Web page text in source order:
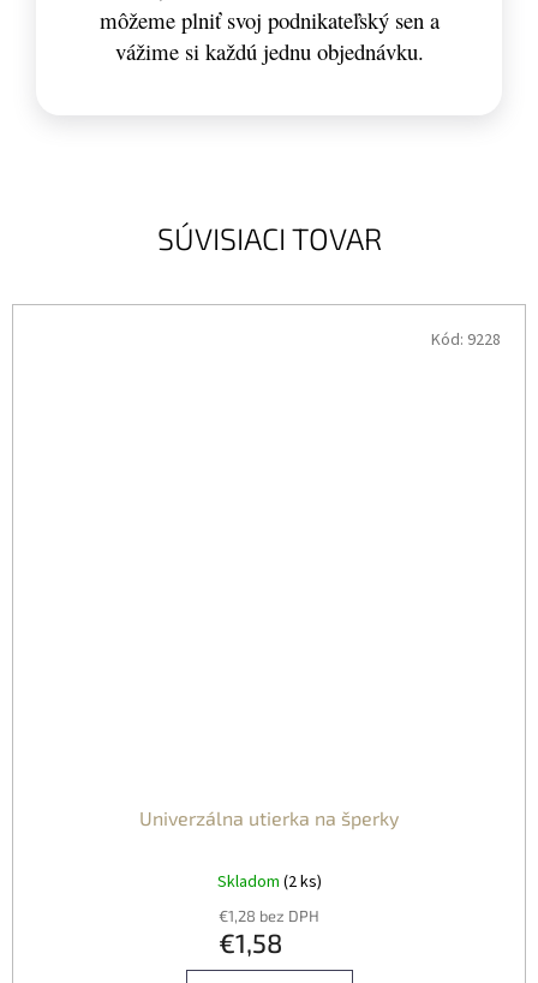
SÚVISIACI TOVAR
Univerzálna utierka na šperky
Skladom (2 ks)
€1,28 bez DPH
€1,58
Kód: 9228
môžeme plniť svoj podnikateľský sen a
vážime si každú jednu objednávku.